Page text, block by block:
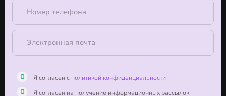
Я согласен с политикой конфиденциальности
Я согласен на получение информационных рассылок